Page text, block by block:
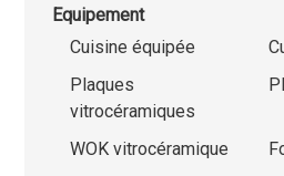
Equipement
Cuisine équipée
Plaques
vitrocéramiques
WOK vitrocéramique